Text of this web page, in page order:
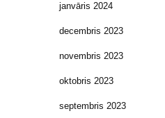
janvāris 2024
decembris 2023
novembris 2023
oktobris 2023
septembris 2023